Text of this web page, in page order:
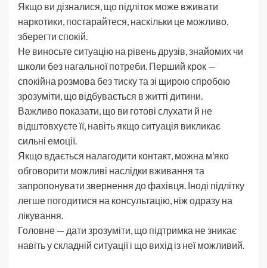
Якщо ви дізналися, що підліток може вживати
наркотики, постарайтеся, наскільки це можливо,
зберегти спокій.
Не виносьте ситуацію на рівень друзів, знайомих чи
школи без нагальної потреби. Перший крок —
спокійна розмова без тиску та зі щирою спробою
зрозуміти, що відбувається в житті дитини.
Важливо показати, що ви готові слухати й не
відштовхуєте її, навіть якщо ситуація викликає
сильні емоції.
Якщо вдається налагодити контакт, можна м’яко
обговорити можливі наслідки вживання та
запропонувати звернення до фахівця. Іноді підлітку
легше погодитися на консультацію, ніж одразу на
лікування.
Головне — дати зрозуміти, що підтримка не зникає
навіть у складній ситуації і що вихід із неї можливий.